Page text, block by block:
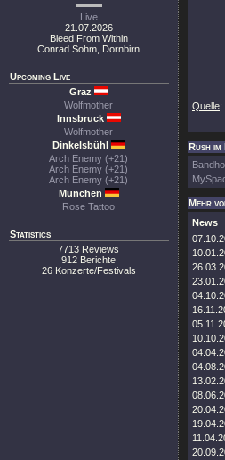
Live
21.07.2026
Bleed From Within
Conrad Sohm, Dornbirn
Upcoming Live
Graz
Wolfmother
Innsbruck
Wolfmother
Dinkelsbühl
Arch Enemy (+21)
Arch Enemy (+21)
Arch Enemy (+21)
München
Rose Tattoo
Statistics
7713 Reviews
912 Berichte
26 Konzerte/Festivals
Quelle:
Rush
Mehr
News